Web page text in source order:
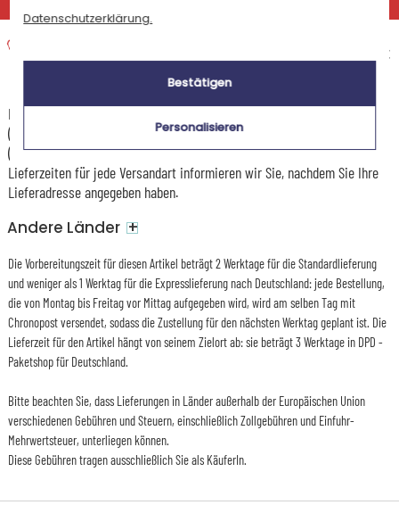
Dienstag 11 August 2026
15,95 €
Die Versandkosten und Lieferzeiten können je nach Ihrem Wohnort
(abgelegene oder entlegene Gebiete) und dem Gewicht des Pakets
(Anzahl der bestellten Artikel) variieren. Über die genauen Kosten und
Lieferzeiten für jede Versandart informieren wir Sie, nachdem Sie Ihre
Lieferadresse angegeben haben.
Andere Länder +
Die Vorbereitungszeit für diesen Artikel beträgt 2 Werktage für die Standardlieferung
und weniger als 1 Werktag für die Expresslieferung nach Deutschland: jede Bestellung,
die von Montag bis Freitag vor Mittag aufgegeben wird, wird am selben Tag mit
Chronopost versendet, sodass die Zustellung für den nächsten Werktag geplant ist. Die
Lieferzeit für den Artikel hängt von seinem Zielort ab: sie beträgt 3 Werktage in DPD -
Paketshop für Deutschland.
Bitte beachten Sie, dass Lieferungen in Länder außerhalb der Europäischen Union
verschiedenen Gebühren und Steuern, einschließlich Zollgebühren und Einfuhr-
Mehrwertsteuer, unterliegen können.
Diese Gebühren tragen ausschließlich Sie als KäuferIn.
Datenschutzerklärung.
Bestätigen
Personalisieren